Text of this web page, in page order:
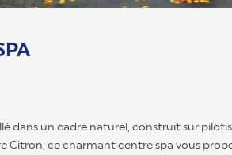
dans un cadre naturel, construit sur
Citron, ce charmant centre spa vous